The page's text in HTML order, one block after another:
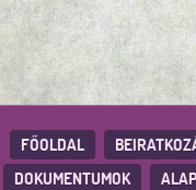
FŐOLDAL
DOKUMENTUMOK